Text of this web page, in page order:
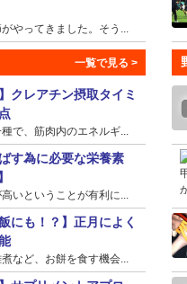
やってきました。そう...
クレアチン摂取タイミ
で、筋肉内のエネルギ...
す為に必要な栄養素
いということが有利に...
にも！？】正月によく
など、お餅を食す機会...